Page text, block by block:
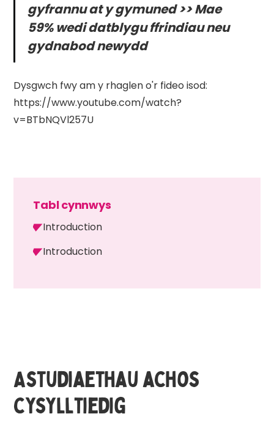
gyfrannu at y gymuned >> Mae
59% wedi datblygu ffrindiau neu
gydnabod newydd
Dysgwch fwy am y rhaglen o'r fideo isod:
https://www.youtube.com/watch?
v=BTbNQVl257U
Tabl cynnwys
Introduction
Introduction
Astudiaethau achos
cysylltiedig